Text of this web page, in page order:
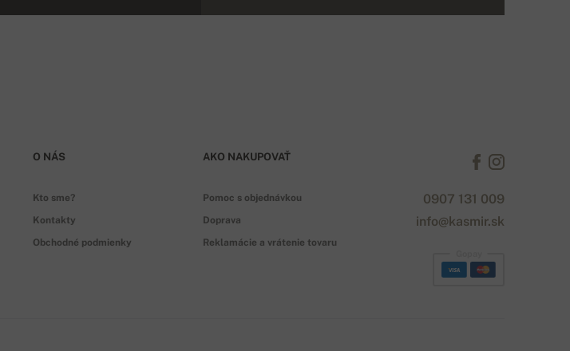
O NÁS
Kto sme?
Kontakty
Obchodné podmienky
AKO NAKUPOVAŤ
Pomoc s objednávkou
Doprava
Reklamácie a vrátenie tovaru
0907 131 009
info@kasmir.sk